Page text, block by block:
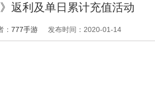
返利及单日累计充值活动
777手游 发布时间：2020-01-14